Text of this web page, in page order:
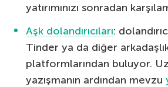
yatırımınızı sonradan
Aşk dolandırıcıları:
Tinder ya da diğer
platformlarından buluyor.
yazışmanın ardından mevzu